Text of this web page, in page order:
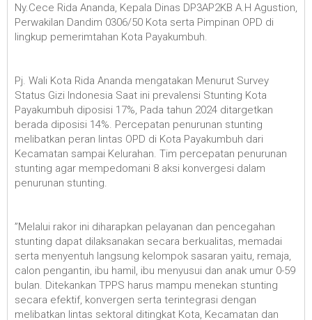
Ny.Cece Rida Ananda, Kepala Dinas DP3AP2KB A.H Agustion,
Perwakilan Dandim 0306/50 Kota serta Pimpinan OPD di
lingkup pemerimtahan Kota Payakumbuh.
Pj. Wali Kota Rida Ananda mengatakan Menurut Survey
Status Gizi Indonesia Saat ini prevalensi Stunting Kota
Payakumbuh diposisi 17%, Pada tahun 2024 ditargetkan
berada diposisi 14%. Percepatan penurunan stunting
melibatkan peran lintas OPD di Kota Payakumbuh dari
Kecamatan sampai Kelurahan. Tim percepatan penurunan
stunting agar mempedomani 8 aksi konvergesi dalam
penurunan stunting.
”Melalui rakor ini diharapkan pelayanan dan pencegahan
stunting dapat dilaksanakan secara berkualitas, memadai
serta menyentuh langsung kelompok sasaran yaitu, remaja,
calon pengantin, ibu hamil, ibu menyusui dan anak umur 0-59
bulan. Ditekankan TPPS harus mampu menekan stunting
secara efektif, konvergen serta terintegrasi dengan
melibatkan lintas sektoral ditingkat Kota, Kecamatan dan